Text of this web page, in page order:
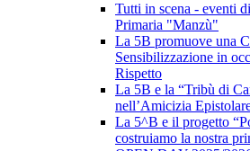
Tutti in scena - eventi
Primaria "Manzù"
La 5B promuove una
Sensibilizzazione in
Rispetto
La 5B e la “Tribù di
nell’Amicizia
La 5^B e il progetto
costruiamo la nostra